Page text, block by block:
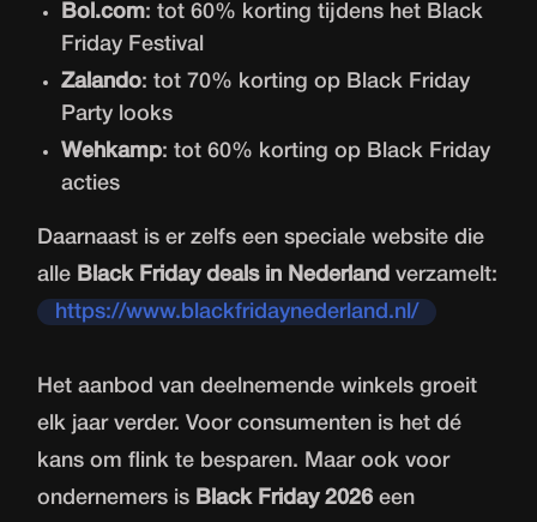
Bol.com: tot 60% korting tijdens het Black
Friday Festival
Zalando: tot 70% korting op Black Friday
Party looks
Wehkamp: tot 60% korting op Black Friday
acties
Daarnaast is er zelfs een speciale website die
alle Black Friday deals in Nederland verzamelt:
https://www.blackfridaynederland.nl/
Het aanbod van deelnemende winkels groeit
elk jaar verder. Voor consumenten is het dé
kans om flink te besparen. Maar ook voor
ondernemers is Black Friday 2026 een